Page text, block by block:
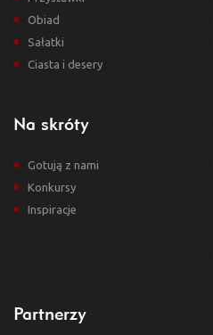
Obiad
Sałatki
Ciasta i desery
Na skróty
Gotują z nami
Konkursy
Inspiracje
Partnerzy